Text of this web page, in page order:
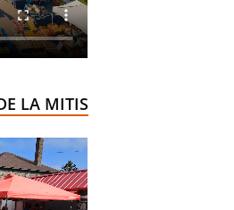
LA MITIS